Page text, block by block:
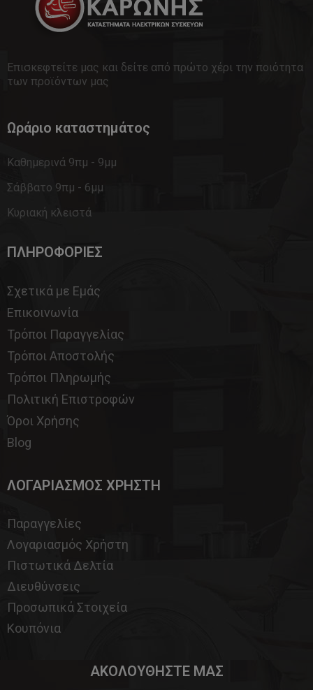
Επισκεφτείτε μας και δείτε από πρώτο χέρι την ποιότητα
των προϊόντων μας
Ωράριο καταστημάτος
Καθημερινά 9πμ - 9μμ
Σάββατο 9πμ - 6μμ
Κυριακή κλειστά
ΠΛΗΡΟΦΟΡΙΕΣ
Σχετικά με Εμάς
Επικοινωνία
Τρόποι Παραγγελίας
Τρόποι Αποστολής
Τρόποι Πληρωμής
Πολιτική Επιστροφών
Όροι Χρήσης
Blog
ΛΟΓΑΡΙΑΣΜΟΣ ΧΡΗΣΤΗ
Παραγγελίες
Λογαριασμός Χρήστη
Πιστωτικά Δελτία
Διευθύνσεις
Προσωπικά Στοιχεία
Κουπόνια
ΑΚΟΛΟΥΘΗΣΤΕ ΜΑΣ